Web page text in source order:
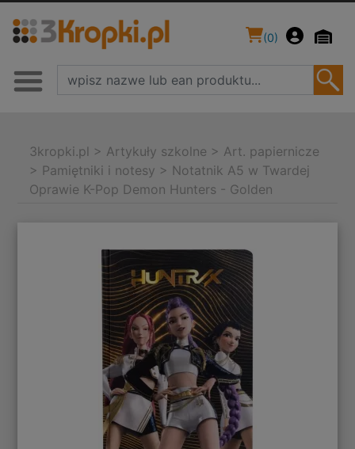
(0)
3kropki.pl > Artykuły szkolne > Art. papiernicze
> Pamiętniki i notesy > Notatnik A5 w Twardej
Oprawie K-Pop Demon Hunters - Golden